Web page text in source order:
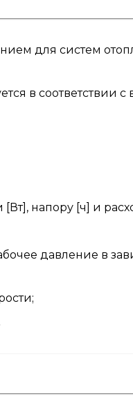
для систем
в
напору [ч] и
давление в